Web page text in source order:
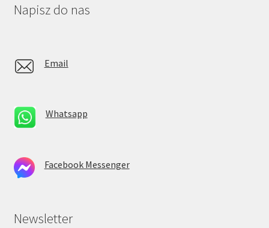
Napisz do nas
Email
Whatsapp
Facebook Messenger
Newsletter